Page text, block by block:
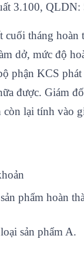
3.100, QLDN:
cuối tháng hoàn
dở, mức độ
phận KCS
được. Giám
lại tính vào
phẩm hoàn
sản phẩm A.